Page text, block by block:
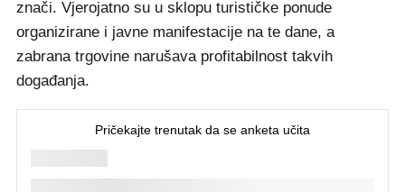
znači. Vjerojatno su u sklopu turističke ponude
organizirane i javne manifestacije na te dane, a
zabrana trgovine narušava profitabilnost takvih
događanja.